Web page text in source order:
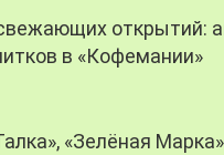
открытий:
в «Кофемании»
«Зелёная